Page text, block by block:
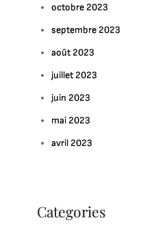
octobre 2023
septembre 2023
août 2023
juillet 2023
juin 2023
mai 2023
avril 2023
Categories